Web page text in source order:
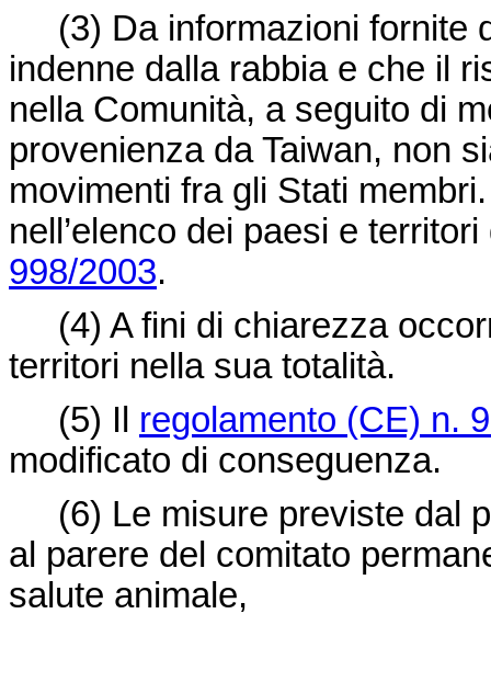
(3) Da informazioni fornite
indenne dalla rabbia e che il
nella Comunità, a seguito di
provenienza da Taiwan, non
movimenti fra gli Stati
nell’elenco dei paesi e
998/2003.
(4) A fini di chiarezza
territori nella sua totalità.
(5) Il regolamento (CE) n.
modificato di conseguenza.
(6) Le misure previste dal
al parere del comitato
salute animale,